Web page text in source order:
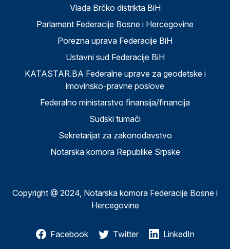
Vlada Brčko distrikta BiH
Parlament Federacije Bosne i Hercegovine
Porezna uprava Federacije BiH
Ustavni sud Federacije BiH
KATASTAR.BA Federalne uprave za geodetske i
imovinsko-pravne poslove
Federalno ministarstvo finansija/financija
Sudski tumači
Sekretarijat za zakonodavstvo
Notarska komora Republike Srpske
Copyright @ 2024, Notarska komora Federacije Bosne i
Hercegovine
Facebook Twitter LinkedIn